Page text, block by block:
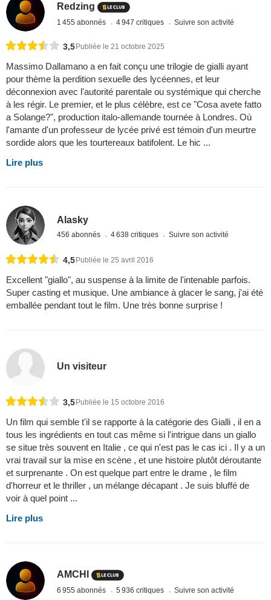
Redzing
1 455 abonnés 4 947 critiques Suivre son activité
3,5 Publiée le 21 octobre 2025
Massimo Dallamano a en fait conçu une trilogie de gialli ayant
pour thème la perdition sexuelle des lycéennes, et leur
déconnexion avec l'autorité parentale ou systémique qui cherche
à les régir. Le premier, et le plus célèbre, est ce "Cosa avete fatto
a Solange?", production italo-allemande tournée à Londres. Où
l'amante d'un professeur de lycée privé est témoin d'un meurtre
sordide alors que les tourtereaux batifolent. Le hic ...
Lire plus
Alasky
456 abonnés 4 638 critiques Suivre son activité
4,5Publiée le 25 avril 2016
Excellent "giallo", au suspense à la limite de l'intenable parfois.
Super casting et musique. Une ambiance à glacer le sang, j'ai été
emballée pendant tout le film. Une très bonne surprise !
Un visiteur
3,5Publiée le 15 octobre 2016
Un film qui semble t'il se rapporte à la catégorie des Gialli , il en a
tous les ingrédients en tout cas même si l'intrigue dans un giallo
se situe très souvent en Italie , ce qui n'est pas le cas ici . Il y a un
vrai travail sur la mise en scène , et une histoire plutôt déroutante
et surprenante . On est quelque part entre le drame , le film
d'horreur et le thriller , un mélange décapant . Je suis bluffé de
voir à quel point ...
Lire plus
AMCHI
6 955 abonnés 5 936 critiques Suivre son activité